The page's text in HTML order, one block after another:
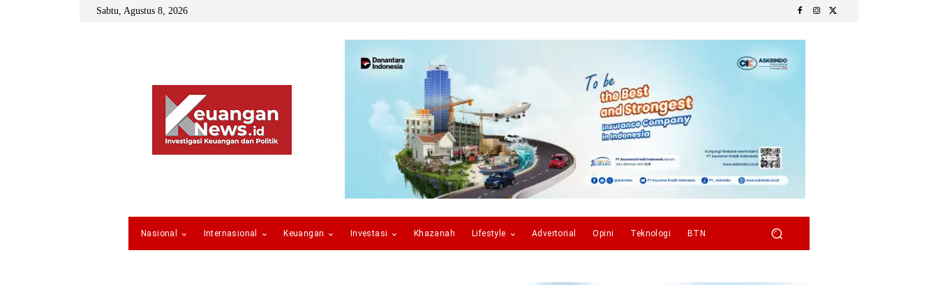
Sabtu, Agustus 8, 2026
Nasional Internasional Keuangan Investasi Khazanah Lifestyle Advertorial Opini Teknologi BTN